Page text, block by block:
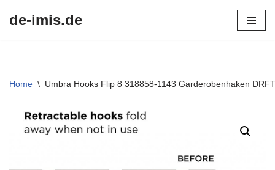
de-imis.de
Home \ Umbra Hooks Flip 8 318858-1143 Garderobenhaken